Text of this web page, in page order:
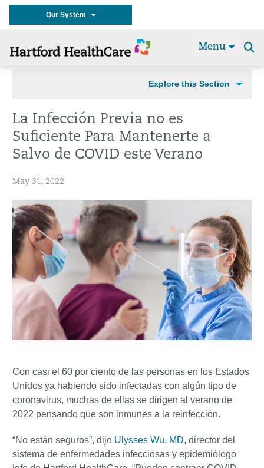
Our System
Menu
Explore this Section
La Infección Previa no es
Suficiente Para Mantenerte a
Salvo de COVID este Verano
May 31, 2022
Con casi el 60 por ciento de las personas en los Estados
Unidos ya habiendo sido infectadas con algún tipo de
coronavirus, muchas de ellas se dirigen al verano de
2022 pensando que son inmunes a la reinfección.
“No están seguros”, dijo Ulysses Wu, MD, director del
sistema de enfermedades infecciosas y epidemiólogo